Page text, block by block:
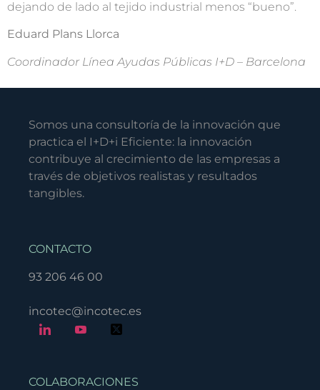
dejando de lado al tejido industrial menos “bueno”.
Eduard Plans Llorca
Coordinador Línea Ayudas Públicas I+D – Barcelona
Somos una consultoría de la innovación que
practica el I+D+i Eficiente: la innovación
contribuye al crecimiento de las empresas a
través de objetivos realistas y resultados
tangibles.
CONTACTO
93 206 46 00
incotec@incotec.es
COLABORACIONES